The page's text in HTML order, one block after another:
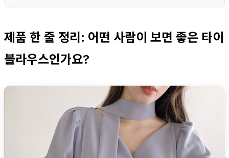
제품 한 줄 정리: 어떤 사람이 보면 좋은 타이
블라우스인가요?